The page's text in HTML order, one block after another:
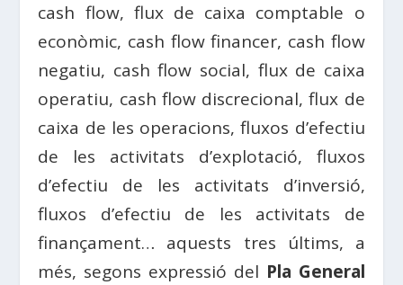
cash flow, flux de caixa comptable o
econòmic, cash flow financer, cash flow
negatiu, cash flow social, flux de caixa
operatiu, cash flow discrecional, flux de
caixa de les operacions, fluxos d’efectiu
de les activitats d’explotació, fluxos
d’efectiu de les activitats d’inversió,
fluxos d’efectiu de les activitats de
finançament… aquests tres últims, a
més, segons expressió del Pla General